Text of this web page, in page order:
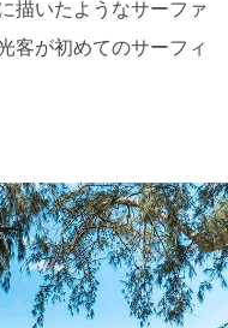
描いたようなサーファ
客が初めてのサーフィ